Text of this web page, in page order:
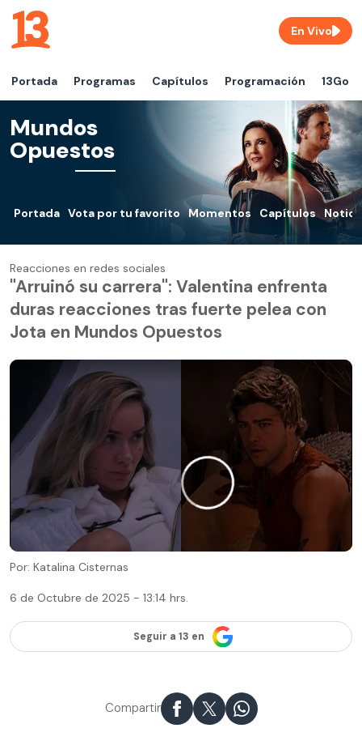
Portada Programas Capítulos Programación 13Go
En Vivo
Mundos
Opuestos
Portada Vota por tu favorito Momentos Capítulos
Reacciones en redes sociales
"Arruinó su carrera": Valentina enfrenta
duras reacciones tras fuerte pelea con
Jota en Mundos Opuestos
Por: Katalina Cisternas
6 de Octubre de 2025 - 13:14 hrs.
Seguir a 13 en
Compartir